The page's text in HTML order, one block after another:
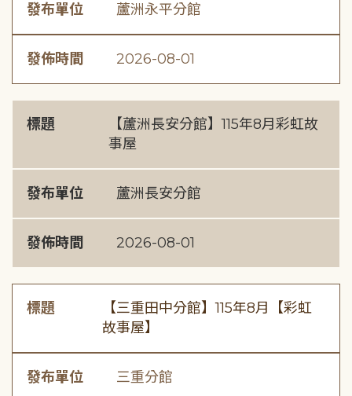
發布單位 蘆洲永平分館
發佈時間 2026-08-01
標題
【蘆洲長安分館】115年8月彩虹故
事屋
發布單位 蘆洲長安分館
發佈時間 2026-08-01
標題
【三重田中分館】115年8月【彩虹
故事屋】
發布單位 三重分館